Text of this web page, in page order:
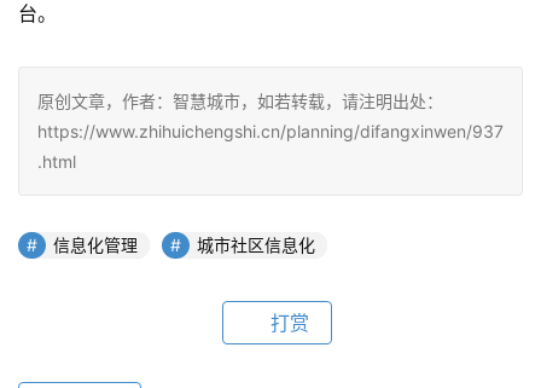
台。
原创文章，作者：智慧城市，如若转载，请注明出处：
https://www.zhihuichengshi.cn/planning/difangxinwen/937
.html
信息化管理 城市社区信息化
打赏